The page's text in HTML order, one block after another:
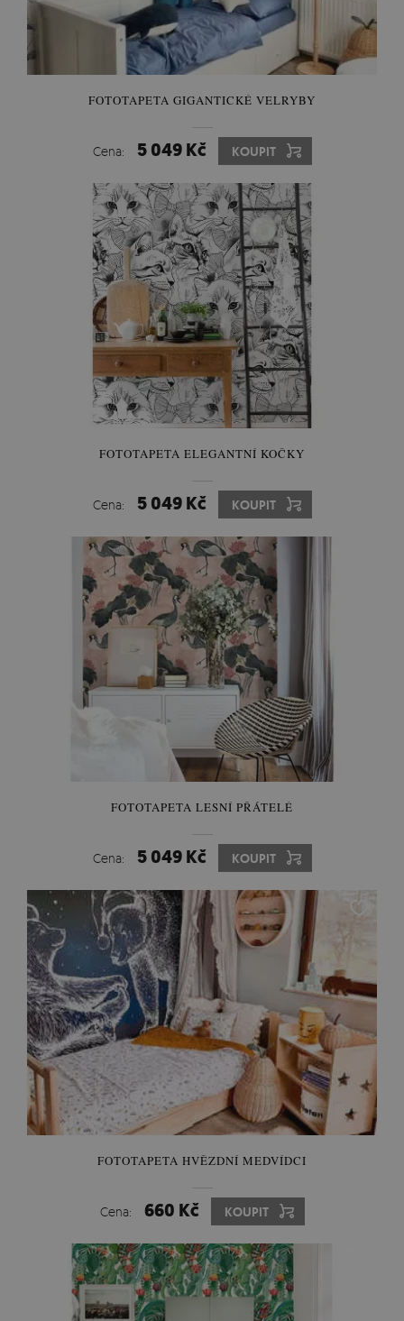
FOTOTAPETA GIGANTICKÉ VELRYBY
Cena: 5 049 Kč KOUPIT
FOTOTAPETA ELEGANTNÍ KOČKY
Cena: 5 049 Kč KOUPIT
FOTOTAPETA LESNÍ PŘÁTELÉ
Cena: 5 049 Kč KOUPIT
FOTOTAPETA HVĚZDNÍ MEDVÍDCI
Cena: 660 Kč KOUPIT